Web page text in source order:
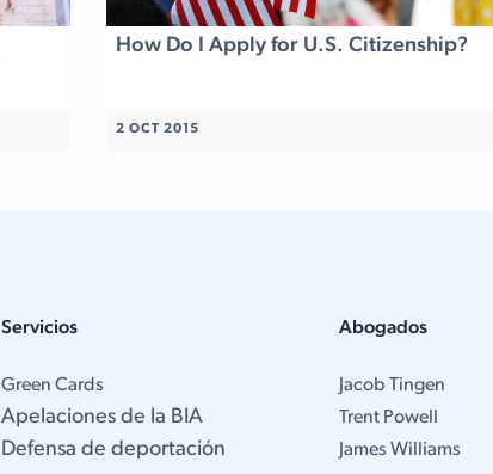
How Do I Apply for U.S. Citizenship?
2 OCT 2015
Servicios
Green Cards
Apelaciones de la BIA
Defensa de deportación
Abogados
Jacob Tingen
Trent Powell
James Williams